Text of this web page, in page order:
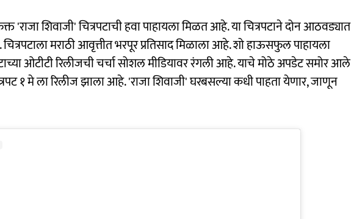
शिवाजी' चित्रपटाची हवा पाहायला मिळत आहे. या चित्रपटाने दोन आठवड्यात
मराठी आवृत्तीत भरपूर प्रतिसाद मिळाला आहे. शो हाऊसफुल पाहायला
ओटीटी रिलीजची चर्चा सोशल मीडियावर रंगली आहे. याचे मोठे अपडेट समोर आले
१ मे ला रिलीज झाला आहे. 'राजा शिवाजी' घरबसल्या कधी पाहता येणार, जाणून